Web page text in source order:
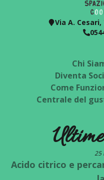
Via A. Cesari,
Chi
Diventa
Come
Centrale del
25
Acido citrico e